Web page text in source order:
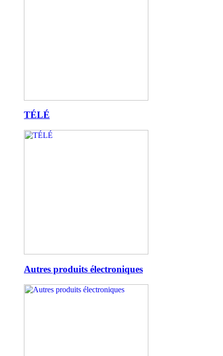
TÉLÉ
Autres produits électroniques